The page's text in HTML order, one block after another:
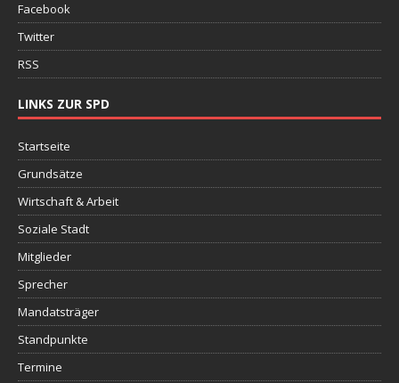
Facebook
Twitter
RSS
LINKS ZUR SPD
Startseite
Grundsätze
Wirtschaft & Arbeit
Soziale Stadt
Mitglieder
Sprecher
Mandatsträger
Standpunkte
Termine